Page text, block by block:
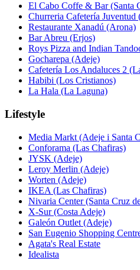
El Cabo Coffe & Bar (Santa
Churreria Cafetería Juventud
Restaurante Xanadú (Arona)
Bar Abreu (Erjos)
Roys Pizza and Indian
Gocharepa (Adeje)
Cafetería Los Andaluces 2
Habibi (Los Cristianos)
La Hala (La Laguna)
Lifestyle
Media Markt (Adeje i Santa
Conforama (Las Chafiras)
JYSK (Adeje)
Leroy Merlin (Adeje)
Worten (Adeje)
IKEA (Las Chafiras)
Nivaria Center (Santa Cruz
X-Sur (Costa Adeje)
Galeón Outlet (Adeje)
San Eugenio Shopping
Agata's Real Estate
Idealista